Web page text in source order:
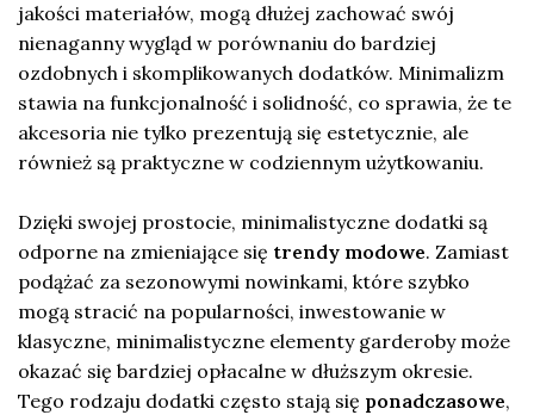
jakości materiałów, mogą dłużej zachować swój
nienaganny wygląd w porównaniu do bardziej
ozdobnych i skomplikowanych dodatków. Minimalizm
stawia na funkcjonalność i solidność, co sprawia, że te
akcesoria nie tylko prezentują się estetycznie, ale
również są praktyczne w codziennym użytkowaniu.
Dzięki swojej prostocie, minimalistyczne dodatki są
odporne na zmieniające się trendy modowe. Zamiast
podążać za sezonowymi nowinkami, które szybko
mogą stracić na popularności, inwestowanie w
klasyczne, minimalistyczne elementy garderoby może
okazać się bardziej opłacalne w dłuższym okresie.
Tego rodzaju dodatki często stają się ponadczasowe,